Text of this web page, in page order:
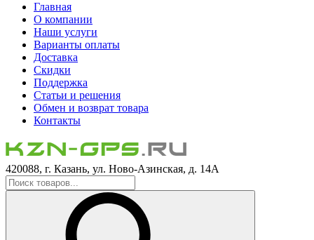
Главная
О компании
Наши услуги
Варианты оплаты
Доставка
Скидки
Поддержка
Статьи и решения
Обмен и возврат товара
Контакты
420088, г. Казань, ул. Ново-Азинская, д. 14А